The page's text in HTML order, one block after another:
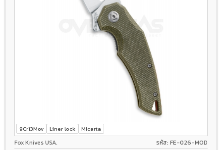
9Cr13Mov Liner lock Micarta
Fox Knives USA. รหัส: FE-026-MOD